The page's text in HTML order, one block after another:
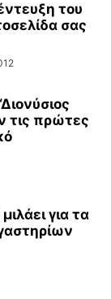
του
σας
τις πρώτες
για τα